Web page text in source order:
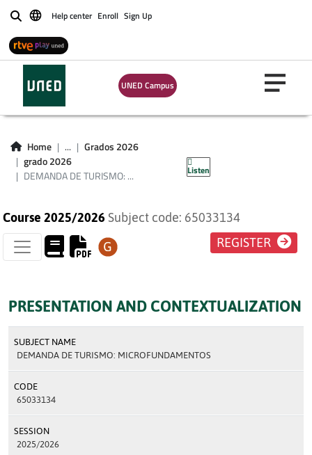
BuscarHelp center Enroll Sign Up
UNED Campus
Home ...
Grados 2026
grado 2026
DEMANDA DE TURISMO: ...
Listen
DE
Course 2025/2026 Subject code: 65033134
REGISTER
PRESENTATION AND CONTEXTUALIZATION
SUBJECT NAME
DEMANDA DE TURISMO: MICROFUNDAMENTOS
CODE
65033134
SESSION
2025/2026